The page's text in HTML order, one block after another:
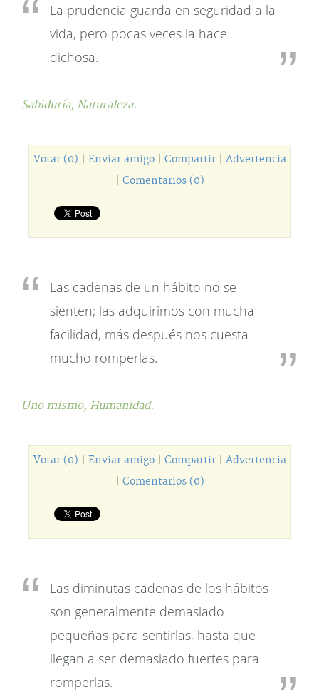
La prudencia guarda en seguridad a la
vida, pero pocas veces la hace
dichosa.
Sabiduría, Naturaleza.
Votar (0) Enviar amigo| Compartir| Advertencia
Comentarios (0)
Las cadenas de un hábito no se
sienten; las adquirimos con mucha
facilidad, más después nos cuesta
mucho romperlas.
Uno mismo, Humanidad.
Votar (0) Enviar amigo| Compartir| Advertencia
Comentarios (0)
Las diminutas cadenas de los hábitos
son generalmente demasiado
pequeñas para sentirlas, hasta que
llegan a ser demasiado fuertes para
romperlas.